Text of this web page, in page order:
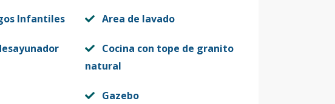
Infantiles Area de lavado
Cocina con tope de granito
natural
Gazebo